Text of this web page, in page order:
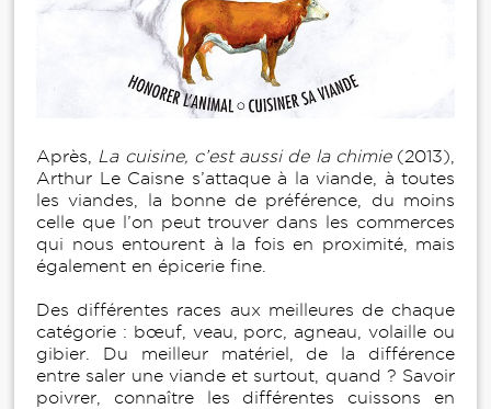
Après, La cuisine, c’est aussi de la chimie(2013),
Arthur Le Caisne s’attaque à la viande, à toutes
les viandes, la bonne de préférence, du moins
celle que l’on peut trouver dans les commerces
qui nous entourent à la fois en proximité, mais
également en épicerie fine.
Des différentes races aux meilleures de chaque
catégorie : bœuf, veau, porc, agneau, volaille ou
gibier. Du meilleur matériel, de la différence
entre saler une viande et surtout, quand ? Savoir
poivrer, connaître les différentes cuissons en